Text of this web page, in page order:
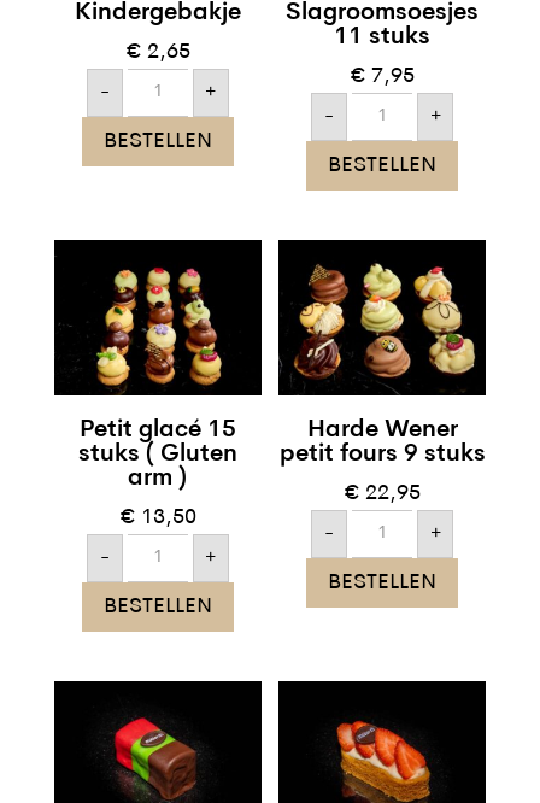
Kindergebakje
€ 2,65
-
aantal
+
BESTELLEN
Slagroomsoesjes
11 stuks
€ 7,95
-
stuks
aantal
+
BESTELLEN
Petit glacé 15
stuks ( Gluten
arm )
€ 13,50
-
glacé
15
stuks
)
+
BESTELLEN
Harde Wener
petit fours 9 stuks
€ 22,95
-
Wener
petit
fours
+
BESTELLEN